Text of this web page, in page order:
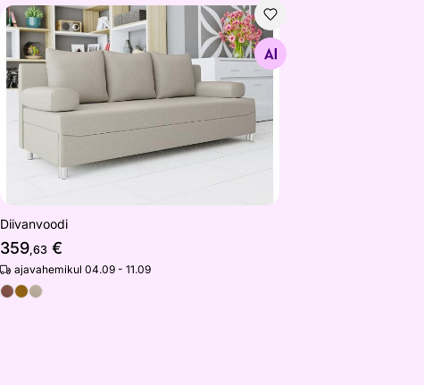
Diivanvoodi
Otsi sarnaseid
Diivanvoodi
359,63€
ajavahemikul 04.09 - 11.09